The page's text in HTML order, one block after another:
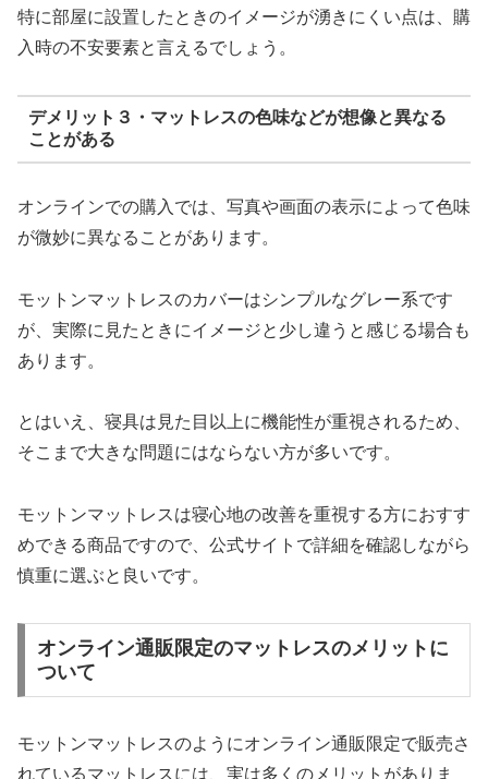
特に部屋に設置したときのイメージが湧きにくい点は、購
入時の不安要素と言えるでしょう。
デメリット３・マットレスの色味などが想像と異なる
ことがある
オンラインでの購入では、写真や画面の表示によって色味
が微妙に異なることがあります。
モットンマットレスのカバーはシンプルなグレー系です
が、実際に見たときにイメージと少し違うと感じる場合も
あります。
とはいえ、寝具は見た目以上に機能性が重視されるため、
そこまで大きな問題にはならない方が多いです。
モットンマットレスは寝心地の改善を重視する方におすす
めできる商品ですので、公式サイトで詳細を確認しながら
慎重に選ぶと良いです。
オンライン通販限定のマットレスのメリットに
ついて
モットンマットレスのようにオンライン通販限定で販売さ
れているマットレスには、実は多くのメリットがありま